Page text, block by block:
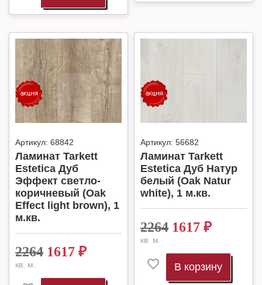
Артикул: 68842
Ламинат Tarkett
Estetica Дуб
Эффект светло-
коричневый (Oak
Effect light brown), 1
м.кв.
2264 1617 ₽
кв. м.
Артикул: 56682
Ламинат Tarkett
Estetica Дуб Натур
белый (Oak Natur
white), 1 м.кв.
2264 1617 ₽
кв. м.
В корзину